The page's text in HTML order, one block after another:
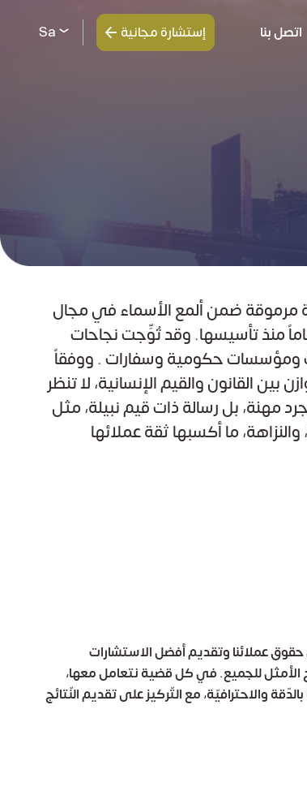
اتصل بنا Sa إستشارة مجانية
مرموقة ضمن ألمع الأسماء في مجال
القانونية، على امتداد 16 عاماً منذ تأسيسها. وقد تُوِّجت نجاحات
ومؤسسات حكومية وسفارات . ووفقاً
بين القانون والقيم الإنسانية، لا تنظر
مهنة، بل رسالة ذات قيم نبيلة، مثل
ما أكسبها ثقة عملائها
حقوق عملائنا وتقديم أفضل الاستشارات
الأمثل للجميع. في كل قضية نتعامل معها،
والاحترافيّة، مع التّركيز على تقديم النّتائج